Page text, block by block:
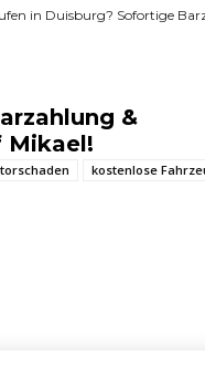
in Duisburg? Sofortige
&
Mikael!
kostenlose